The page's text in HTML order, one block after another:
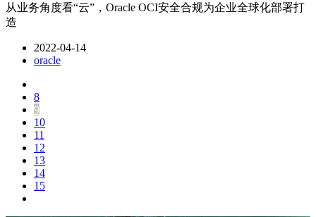
从业务角度看“云”，Oracle OCI安全合规为企业全球化部署打
造
2022-04-14
oracle
8
9
10
11
12
13
14
15